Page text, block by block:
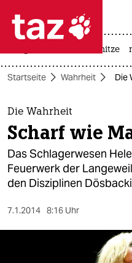
 taz
taz zahl
themen
politik
öko
gesellschaft
hitze
Startseite Wahrheit Die
Die Wahrheit
Scharf wie
Das Schlagerwesen
Feuerwerk der
den Disziplinen
7.1.2014 8:16 Uhr